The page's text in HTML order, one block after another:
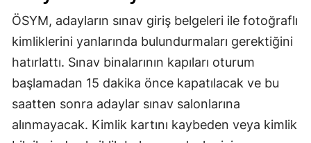
Batman
Şırnak
Bartın
Ardahan
ÖSYM, adayların sınav giriş belgeleri ile fotoğraflı
kimliklerini yanlarında bulundurmaları gerektiğini
hatırlattı. Sınav binalarının kapıları oturum
başlamadan 15 dakika önce kapatılacak ve bu
saatten sonra adaylar sınav salonlarına
alınmayacak. Kimlik kartını kaybeden veya kimlik